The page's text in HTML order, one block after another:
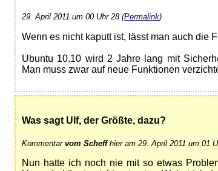
29. April 2011 um 00 Uhr 28 (Permalink)
Wenn es nicht kaputt ist, lässt man auch die
Ubuntu 10.10 wird 2 Jahre lang mit
Man muss zwar auf neue Funktionen
Was sagt Ulf, der Größte, dazu?
Kommentarvom Scheffhier am 29. April 2011 um 01
Nun hatte ich noch nie mit so etwas